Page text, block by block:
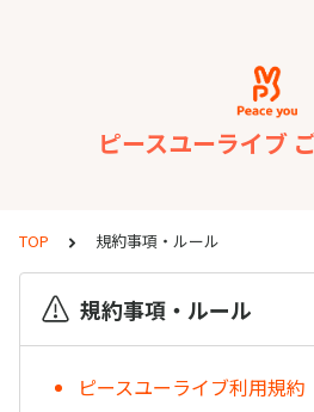
ピースユーライブ
TOP 規約事項・ルール
規約事項・ルール
ピースユーライブ利用規約